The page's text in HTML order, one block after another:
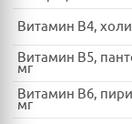
Витамин B4,
Витамин B5,
мг
Витамин B6,
мг